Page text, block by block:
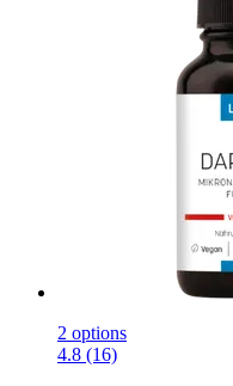
2 options
4.8 (16)